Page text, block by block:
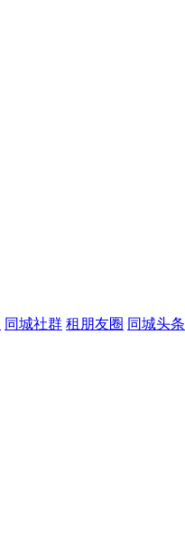
同城社群 租朋友圈 同城头条